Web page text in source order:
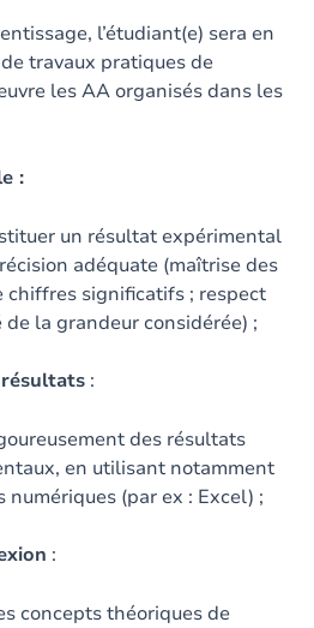
l’étudiant(e) sera en
travaux pratiques de
les AA organisés dans les
:
un résultat expérimental
adéquate (maîtrise des
chiffres significatifs ; respect
de la grandeur considérée) ;
:
des résultats
en utilisant notamment
numériques (par ex : Excel) ;
:
concepts théoriques de